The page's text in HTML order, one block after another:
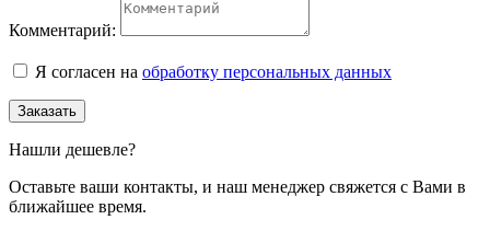
Комментарий:
Я согласен на обработку персональных данных
Заказать
Нашли дешевле?
Оставьте ваши контакты, и наш менеджер свяжется с Вами в
ближайшее время.